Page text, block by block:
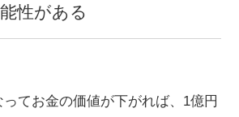
性がある
てお金の価値が下がれば、1億円